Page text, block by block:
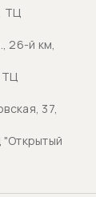
ТЦ
26-й км,
ТЦ
37,
"Открытый